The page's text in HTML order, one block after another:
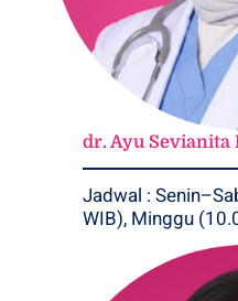
dr. Ayu Sevianita
Jadwal : Senin–Sabtu (14.00–18.00
WIB), Minggu